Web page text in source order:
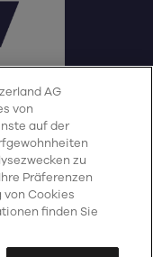
Cookie-Richtlinie
AG
von
auf der
zu
Präferenzen
von Cookies
finden Sie